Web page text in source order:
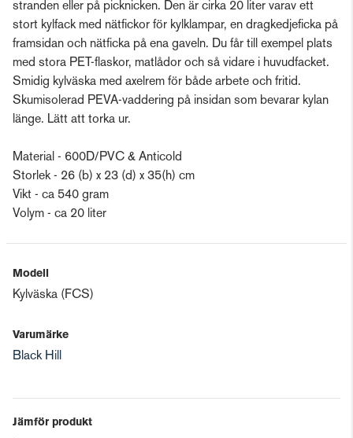
stranden eller på picknicken. Den är cirka 20 liter varav ett
stort kylfack med nätfickor för kylklampar, en dragkedjeficka på
framsidan och nätficka på ena gaveln. Du får till exempel plats
med stora PET-flaskor, matlådor och så vidare i huvudfacket.
Smidig kylväska med axelrem för både arbete och fritid.
Skumisolerad PEVA-vaddering på insidan som bevarar kylan
länge. Lätt att torka ur.
Material - 600D/PVC & Anticold
Storlek - 26 (b) x 23 (d) x 35(h) cm
Vikt - ca 540 gram
Volym - ca 20 liter
Modell
Kylväska (FCS)
Varumärke
Black Hill
Jämför produkt